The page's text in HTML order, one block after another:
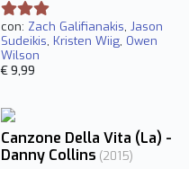
con: Zach Galifianakis, Jason
Sudeikis, Kristen Wiig, Owen
Wilson
€ 9,99
Canzone Della Vita (La) -
Danny Collins (2015)